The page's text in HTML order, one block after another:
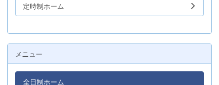
定時制ホーム
メニュー
全日制ホーム